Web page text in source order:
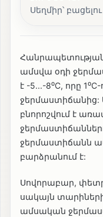
Սեղմիր՝
ամսվա օդի
է -5...-8⁰C, որը
ջերմաստիճանից:
բնորոշվում է
ջերմաստիճանն
բարձրանում է:
Սովորաբար,
սակայն տարիների
ամսական